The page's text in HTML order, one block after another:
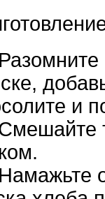
Разомните
и
Намажьте